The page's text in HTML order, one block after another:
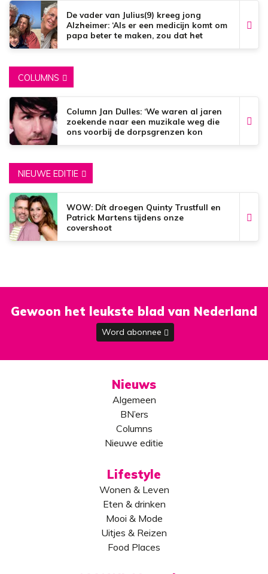
De vader van Julius(9) kreeg jong
Alzheimer: ‘Als er een medicijn komt om
papa beter te maken, zou dat het
COLUMNS
Column Jan Dulles: ‘We waren al jaren
zoekende naar een muzikale weg die
ons voorbij de dorpsgrenzen kon
NIEUWE EDITIE
WOW: Dít droegen Quinty Trustfull en
Patrick Martens tijdens onze
covershoot
Gewoon het leukste blad van Nederland
Word abonnee
Nieuws
Algemeen
BN’ers
Columns
Nieuwe editie
Lifestyle
Wonen & Leven
Eten & drinken
Mooi & Mode
Uitjes & Reizen
Food Places